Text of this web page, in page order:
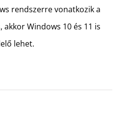
rendszerre vonatkozik a
akkor Windows 10 és 11 is
lehet.